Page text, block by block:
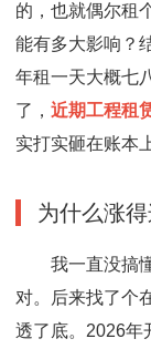
的，也就偶尔租
能有多大影响？
年租一天大概七
了， 近期工程租
实打实砸在账本
为什么涨
我一直没搞
对。后来找了个
透了底。2026年